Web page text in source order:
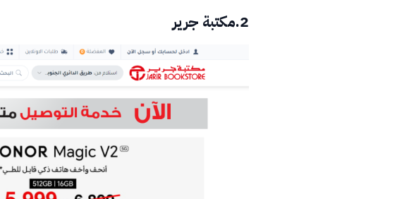
2.مكتبة جرير